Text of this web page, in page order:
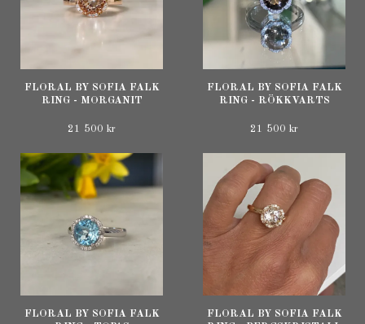
FLORAL BY SOFIA FALK
RING - MORGANIT
21 500 kr
FLORAL BY SOFIA FALK
RING - RÖKKVARTS
21 500 kr
FLORAL BY SOFIA FALK
FLORAL BY SOFIA FALK